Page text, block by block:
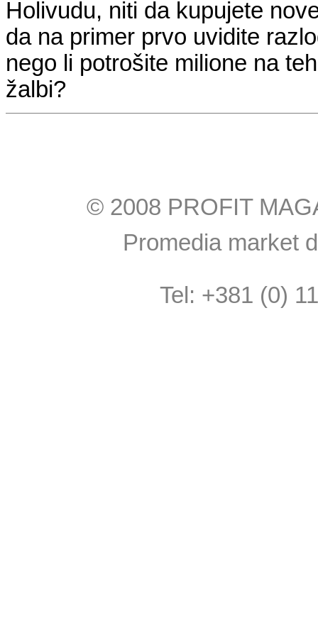
Holivudu, niti da kupujete
da na primer prvo uvidite
nego li potrošite milione na
žalbi?
© 2008 PROFIT
Promedia market
Tel: +381 (0)